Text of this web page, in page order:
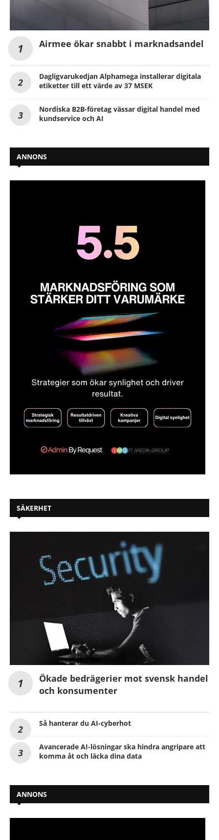
Airmee ökar snabbt i marknadsandel
Dagligvarukedjan Alphamega installerar digitala
etiketter till ett värde av 37 MSEK
Nordiska B2B-företag vässar digital handel med
kundservice och AI
ANNONS
SÄKERHET
Ökade bedrägerier mot svensk handel
och konsumenter
Så hanterar du AI-cyberhot
Avancerade AI-lösningar ska hindra angripare att
komma åt och läcka dina data
ANNONS